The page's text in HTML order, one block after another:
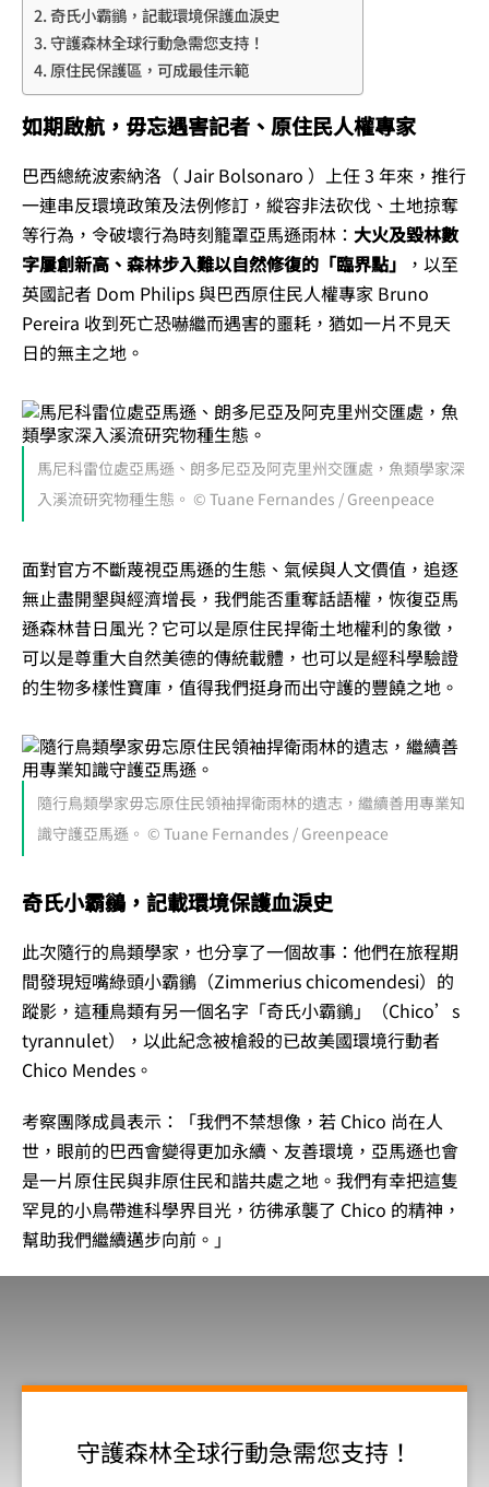
奇氏小霸鶲，記載環境保護血淚史
守護森林全球行動急需您支持！
原住民保護區，可成最佳示範
如期啟航，毋忘遇害記者、原住民人權專家
巴西總統波索納洛（ Jair Bolsonaro ）上任 3 年來，推行
一連串反環境政策及法例修訂，縱容非法砍伐、土地掠奪
等行為，令破壞行為時刻籠罩亞馬遜雨林： 大火及毀林數
字屢創新高、森林步入難以自然修復的「臨界點」
，以至
英國記者 Dom Philips 與巴西原住民人權專家 Bruno
Pereira 收到死亡恐嚇繼而遇害的噩耗，猶如一片不見天
日的無主之地。
馬尼科雷位處亞馬遜、朗多尼亞及阿克里州交匯處，魚類學家深
入溪流研究物種生態。 © Tuane Fernandes / Greenpeace
面對官方不斷蔑視亞馬遜的生態、氣候與人文價值，追逐
無止盡開墾與經濟增長，我們能否重奪話語權，恢復亞馬
遜森林昔日風光？它可以是原住民捍衛土地權利的象徵，
可以是尊重大自然美德的傳統載體，也可以是經科學驗證
的生物多樣性寶庫，值得我們挺身而出守護的豐饒之地。
隨行鳥類學家毋忘原住民領袖捍衛雨林的遺志，繼續善用專業知
識守護亞馬遜。 © Tuane Fernandes / Greenpeace
奇氏小霸鶲，記載環境保護血淚史
此次隨行的鳥類學家，也分享了一個故事：他們在旅程期
間發現短嘴綠頭小霸鶲（Zimmerius chicomendesi）的
蹤影，這種鳥類有另一個名字「奇氏小霸鶲」（Chico’s
tyrannulet），以此紀念被槍殺的已故美國環境行動者
Chico Mendes。
考察團隊成員表示：「我們不禁想像，若 Chico 尚在人
世，眼前的巴西會變得更加永續、友善環境，亞馬遜也會
是一片原住民與非原住民和諧共處之地。我們有幸把這隻
罕見的小鳥帶進科學界目光，彷彿承襲了 Chico 的精神，
幫助我們繼續邁步向前。」
守護森林全球行動急需您支持！